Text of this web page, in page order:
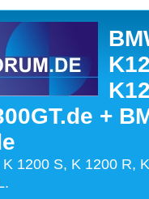
+
1200 S, K 1200 R,